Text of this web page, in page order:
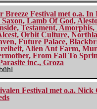
Breeze Festival met o.a. In
Saxon, Lamb Of God,
Testament, Amorphis,
Orbit Culture,
Future Palace,
Alien Ant Farm,
From Fall To
inc., Groza
Festival met o.a. Nick